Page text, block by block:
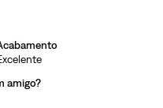
amigo?